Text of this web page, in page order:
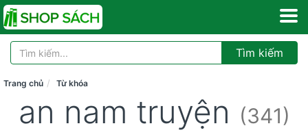
Tìm kiếm
Trang chủ Từ khóa
an nam truyện (341)